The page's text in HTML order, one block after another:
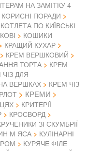
НА ЗАМІТКУ 4
КОРИСНІ ПОРАДИ
КОТЛЕТА ПО КИЇВСЬКІ
КОШИКИ
КРАЩИЙ КУХАР
КРЕМ ВЕРШКОВИЙ
ТОРТА
КРЕМ
ДЛЯ
ВЕРШКАХ
КРЕМ ЧІЗ
КРЕМИ
КРИТЕРІЇ
КРОСВОРД
ЗІ СКУМБРІЇ
М ЯСА
КУЛІНАРНІ
КУРЯЧЕ ФІЛЕ